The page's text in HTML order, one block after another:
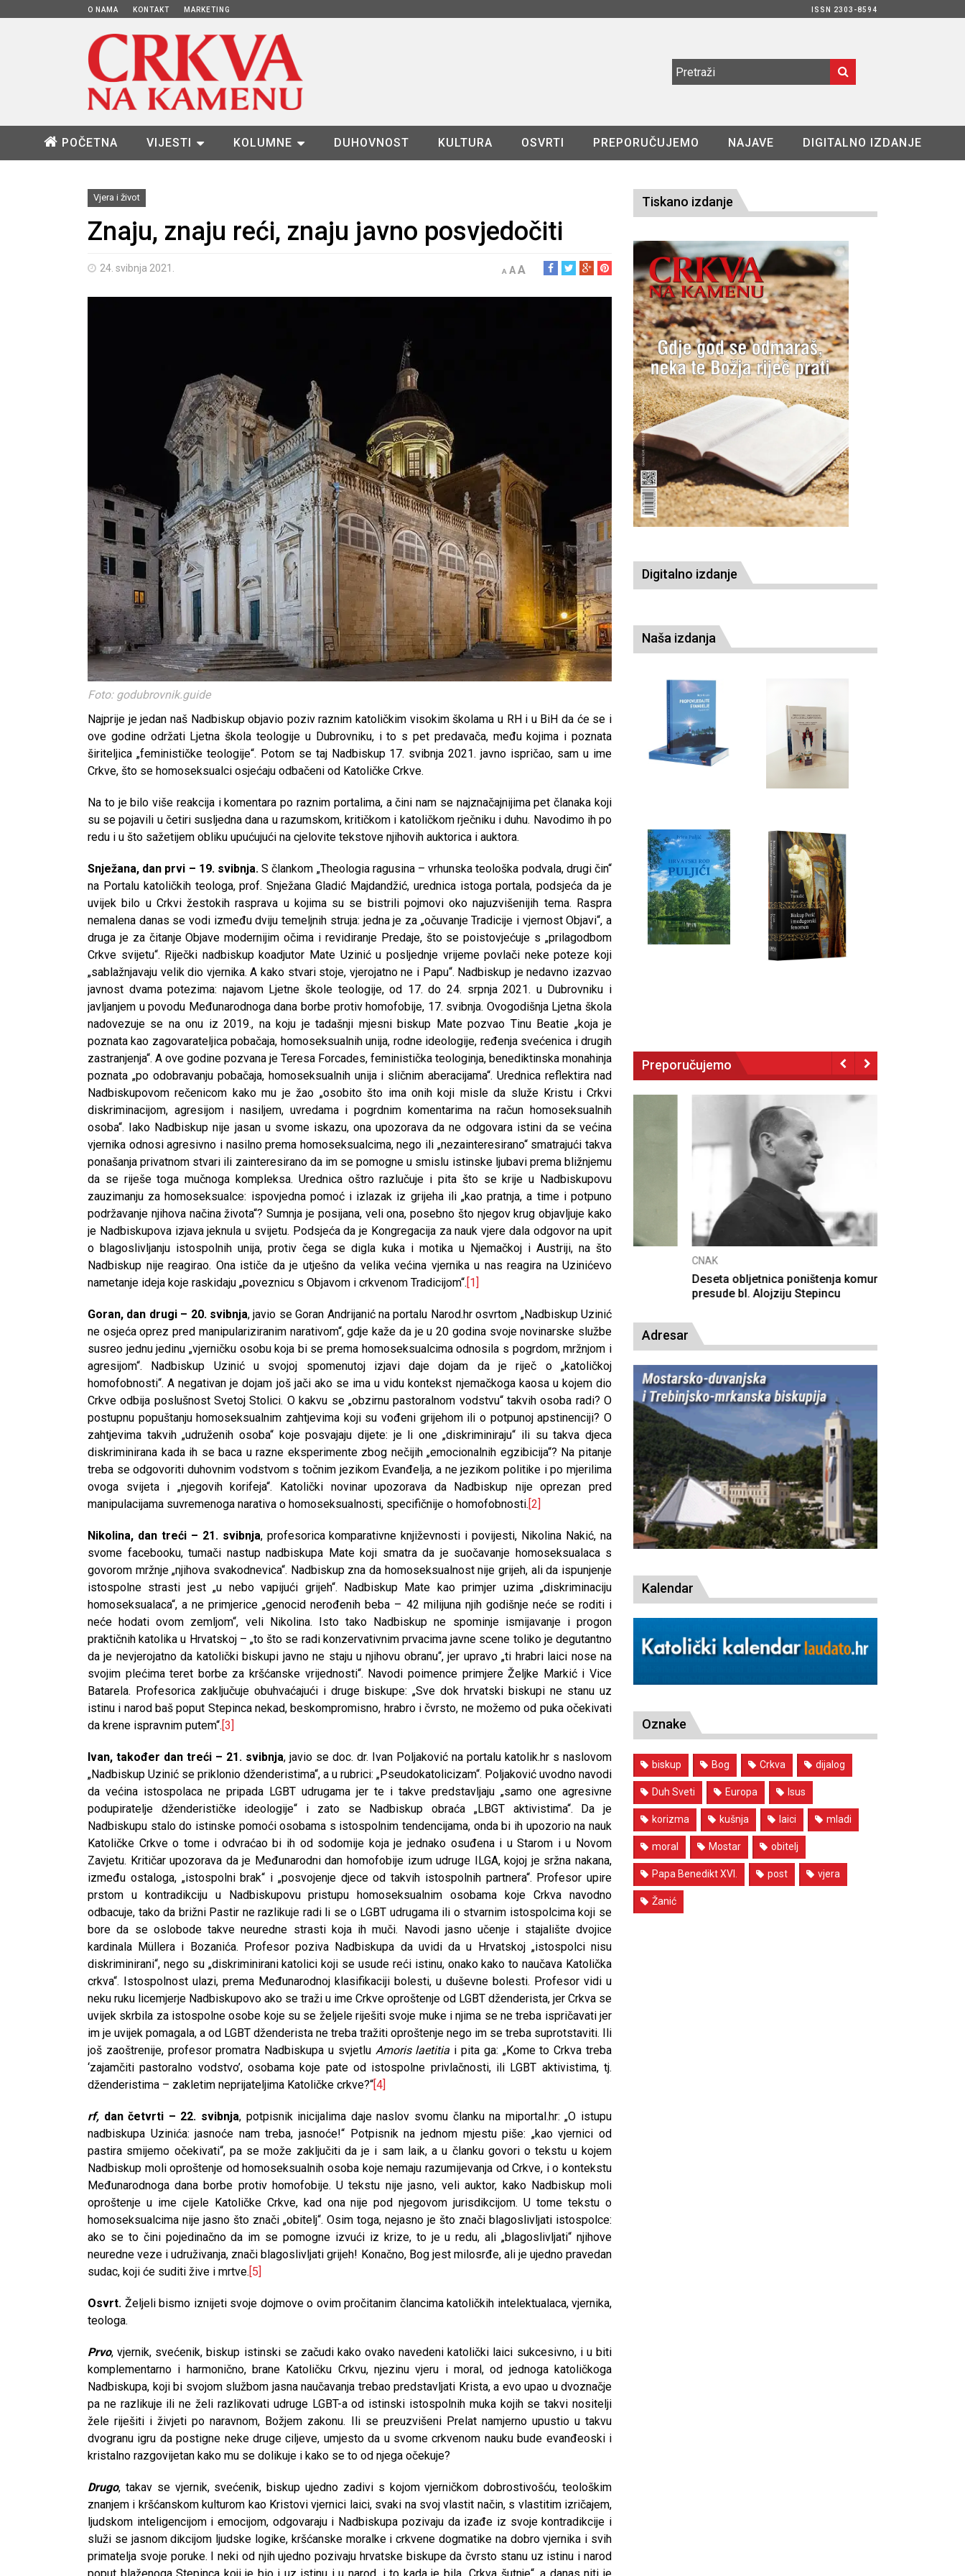
O NAMA KONTAKT MARKETING ISSN 2303-8594
POČETNA VIJESTI KOLUMNE DUHOVNOST KULTURA OSVRTI PREPORUČUJEMO NAJAVE DIGITALNO IZDANJE
Vjera i život
Znaju, znaju reći, znaju javno posvjedočiti
24. svibnja 2021. A AA
Foto: godubrovnik.guide
Najprije je jedan naš Nadbiskup objavio poziv raznim katoličkim visokim školama u RH i u BiH da će se i
ove godine održati Ljetna škola teologije u Dubrovniku, i to s pet predavača, među kojima i poznata
širiteljica „feminističke teologije“. Potom se taj Nadbiskup 17. svibnja 2021. javno ispričao, sam u ime
Crkve, što se homoseksualci osjećaju odbačeni od Katoličke Crkve.
Na to je bilo više reakcija i komentara po raznim portalima, a čini nam se najznačajnijima pet članaka koji
su se pojavili u četiri susljedna dana u razumskom, kritičkom i katoličkom rječniku i duhu. Navodimo ih po
redu i u što sažetijem obliku upućujući na cjelovite tekstove njihovih auktorica i auktora.
Snježana, dan prvi – 19. svibnja. S člankom „Theologia ragusina – vrhunska teološka podvala, drugi čin“
na Portalu katoličkih teologa, prof. Snježana Gladić Majdandžić, urednica istoga portala, podsjeća da je
uvijek bilo u Crkvi žestokih rasprava u kojima su se bistrili pojmovi oko najuzvišenijih tema. Raspra
nemalena danas se vodi između dviju temeljnih struja: jedna je za „očuvanje Tradicije i vjernost Objavi“, a
druga je za čitanje Objave modernijim očima i revidiranje Predaje, što se poistovjećuje s „prilagodbom
Crkve svijetu“. Riječki nadbiskup koadjutor Mate Uzinić u posljednje vrijeme povlači neke poteze koji
„sablažnjavaju velik dio vjernika. A kako stvari stoje, vjerojatno ne i Papu“. Nadbiskup je nedavno izazvao
javnost dvama potezima: najavom Ljetne škole teologije, od 17. do 24. srpnja 2021. u Dubrovniku i
javljanjem u povodu Međunarodnoga dana borbe protiv homofobije, 17. svibnja. Ovogodišnja Ljetna škola
nadovezuje se na onu iz 2019., na koju je tadašnji mjesni biskup Mate pozvao Tinu Beatie „koja je
poznata kao zagovarateljica pobačaja, homoseksualnih unija, rodne ideologije, ređenja svećenica i drugih
zastranjenja“. A ove godine pozvana je Teresa Forcades, feministička teologinja, benediktinska monahinja
poznata „po odobravanju pobačaja, homoseksualnih unija i sličnim aberacijama“. Urednica reflektira nad
Nadbiskupovom rečenicom kako mu je žao „osobito što ima onih koji misle da služe Kristu i Crkvi
diskriminacijom, agresijom i nasiljem, uvredama i pogrdnim komentarima na račun homoseksualnih
osoba“. Iako Nadbiskup nije jasan u svome iskazu, ona upozorava da ne odgovara istini da se većina
vjernika odnosi agresivno i nasilno prema homoseksualcima, nego ili „nezainteresirano“ smatrajući takva
ponašanja privatnom stvari ili zainteresirano da im se pomogne u smislu istinske ljubavi prema bližnjemu
da se riješe toga mučnoga kompleksa. Urednica oštro razlučuje i pita što se krije u Nadbiskupovu
zauzimanju za homoseksualce: ispovjedna pomoć i izlazak iz grijeha ili „kao pratnja, a time i potpuno
podržavanje njihova načina života“? Sumnja je posijana, veli ona, posebno što njegov krug objavljuje kako
je Nadbiskupova izjava jeknula u svijetu. Podsjeća da je Kongregacija za nauk vjere dala odgovor na upit
o blagoslivljanju istospolnih unija, protiv čega se digla kuka i motika u Njemačkoj i Austriji, na što
Nadbiskup nije reagirao. Ona ističe da je utješno da velika većina vjernika u nas reagira na Uzinićevo
nametanje ideja koje raskidaju „poveznicu s Objavom i crkvenom Tradicijom“.[1]
Goran, dan drugi – 20. svibnja, javio se Goran Andrijanić na portalu Narod.hr osvrtom „Nadbiskup Uzinić
ne osjeća oprez pred manipulariziranim narativom“, gdje kaže da je u 20 godina svoje novinarske službe
susreo jednu jedinu „vjerničku osobu koja bi se prema homoseksualcima odnosila s pogrdom, mržnjom i
agresijom“. Nadbiskup Uzinić u svojoj spomenutoj izjavi daje dojam da je riječ o „katoličkoj
homofobnosti“. A negativan je dojam još jači ako se ima u vidu kontekst njemačkoga kaosa u kojem dio
Crkve odbija poslušnost Svetoj Stolici. O kakvu se „obzirnu pastoralnom vodstvu“ takvih osoba radi? O
postupnu popuštanju homoseksualnim zahtjevima koji su vođeni grijehom ili o potpunoj apstinenciji? O
zahtjevima takvih „udruženih osoba“ koje posvajaju dijete: je li one „diskriminiraju“ ili su takva djeca
diskriminirana kada ih se baca u razne eksperimente zbog nečijih „emocionalnih egzibicija“? Na pitanje
treba se odgovoriti duhovnim vodstvom s točnim jezikom Evanđelja, a ne jezikom politike i po mjerilima
ovoga svijeta i „njegovih korifeja“. Katolički novinar upozorava da Nadbiskup nije oprezan pred
manipulacijama suvremenoga narativa o homoseksualnosti, specifičnije o homofobnosti.[2]
Nikolina, dan treći – 21. svibnja, profesorica komparativne književnosti i povijesti, Nikolina Nakić, na
svome facebooku, tumači nastup nadbiskupa Mate koji smatra da je suočavanje homoseksualaca s
govorom mržnje „njihova svakodnevica“. Nadbiskup zna da homoseksualnost nije grijeh, ali da ispunjenje
istospolne strasti jest „u nebo vapijući grijeh“. Nadbiskup Mate kao primjer uzima „diskriminaciju
homoseksualaca“, a ne primjerice „genocid nerođenih beba – 42 milijuna njih godišnje neće se roditi i
neće hodati ovom zemljom“, veli Nikolina. Isto tako Nadbiskup ne spominje ismijavanje i progon
praktičnih katolika u Hrvatskoj – „to što se radi konzervativnim prvacima javne scene toliko je degutantno
da je nevjerojatno da katolički biskupi javno ne staju u njihovu obranu“, jer upravo „ti hrabri laici nose na
svojim plećima teret borbe za kršćanske vrijednosti“. Navodi poimence primjere Željke Markić i Vice
Batarela. Profesorica zaključuje obuhvaćajući i druge biskupe: „Sve dok hrvatski biskupi ne stanu uz
istinu i narod baš poput Stepinca nekad, beskompromisno, hrabro i čvrsto, ne možemo od puka očekivati
da krene ispravnim putem“.[3]
Ivan, također dan treći – 21. svibnja, javio se doc. dr. Ivan Poljaković na portalu katolik.hr s naslovom
„Nadbiskup Uzinić se priklonio dženderistima“, a u rubrici: „Pseudokatolicizam“. Poljaković uvodno navodi
da većina istospolaca ne pripada LGBT udrugama jer te i takve predstavljaju „samo one agresivne
podupiratelje dženderističke ideologije“ i zato se Nadbiskup obraća „LBGT aktivistima“. Da je
Nadbiskupu stalo do istinske pomoći osobama s istospolnim tendencijama, onda bi ih upozorio na nauk
Katoličke Crkve o tome i odvraćao bi ih od sodomije koja je jednako osuđena i u Starom i u Novom
Zavjetu. Kritičar upozorava da je Međunarodni dan homofobije izum udruge ILGA, kojoj je sržna nakana,
između ostaloga, „istospolni brak“ i „posvojenje djece od takvih istospolnih partnera“. Profesor upire
prstom u kontradikciju u Nadbiskupovu pristupu homoseksualnim osobama koje Crkva navodno
odbacuje, tako da brižni Pastir ne razlikuje radi li se o LGBT udrugama ili o stvarnim istospolcima koji se
bore da se oslobode takve neuredne strasti koja ih muči. Navodi jasno učenje i stajalište dvojice
kardinala Müllera i Bozanića. Profesor poziva Nadbiskupa da uvidi da u Hrvatskoj „istospolci nisu
diskriminirani“, nego su „diskriminirani katolici koji se usude reći istinu, onako kako to naučava Katolička
crkva“. Istospolnost ulazi, prema Međunarodnoj klasifikaciji bolesti, u duševne bolesti. Profesor vidi u
neku ruku licemjerje Nadbiskupovo ako se traži u ime Crkve oproštenje od LGBT dženderista, jer Crkva se
uvijek skrbila za istospolne osobe koje su se željele riješiti svoje muke i njima se ne treba ispričavati jer
im je uvijek pomagala, a od LGBT dženderista ne treba tražiti oproštenje nego im se treba suprotstaviti. Ili
još zaoštrenije, profesor promatra Nadbiskupa u svjetlu Amoris laetitia i pita ga: „Kome to Crkva treba
‘zajamčiti pastoralno vodstvo’, osobama koje pate od istospolne privlačnosti, ili LGBT aktivistima, tj.
dženderistima – zakletim neprijateljima Katoličke crkve?“[4]
rf, dan četvrti – 22. svibnja, potpisnik inicijalima daje naslov svomu članku na miportal.hr: „O istupu
nadbiskupa Uzinića: jasnoće nam treba, jasnoće!“ Potpisnik na jednom mjestu piše: „kao vjernici od
pastira smijemo očekivati“, pa se može zaključiti da je i sam laik, a u članku govori o tekstu u kojem
Nadbiskup moli oproštenje od homoseksualnih osoba koje nemaju razumijevanja od Crkve, i o kontekstu
Međunarodnoga dana borbe protiv homofobije. U tekstu nije jasno, veli auktor, kako Nadbiskup moli
oproštenje u ime cijele Katoličke Crkve, kad ona nije pod njegovom jurisdikcijom. U tome tekstu o
homoseksualcima nije jasno što znači „obitelj“. Osim toga, nejasno je što znači blagoslivljati istospolce:
ako se to čini pojedinačno da im se pomogne izvući iz krize, to je u redu, ali „blagoslivljati“ njihove
neuredne veze i udruživanja, znači blagoslivljati grijeh! Konačno, Bog jest milosrđe, ali je ujedno pravedan
sudac, koji će suditi žive i mrtve.[5]
Osvrt. Željeli bismo iznijeti svoje dojmove o ovim pročitanim člancima katoličkih intelektualaca, vjernika,
teologa.
Prvo, vjernik, svećenik, biskup istinski se začudi kako ovako navedeni katolički laici sukcesivno, i u biti
komplementarno i harmonično, brane Katoličku Crkvu, njezinu vjeru i moral, od jednoga katoličkoga
Nadbiskupa, koji bi svojom službom jasna naučavanja trebao predstavljati Krista, a evo upao u dvoznačje
pa ne razlikuje ili ne želi razlikovati udruge LGBT-a od istinski istospolnih muka kojih se takvi nositelji
žele riješiti i živjeti po naravnom, Božjem zakonu. Ili se preuzvišeni Prelat namjerno upustio u takvu
dvogranu igru da postigne neke druge ciljeve, umjesto da u svome crkvenom nauku bude evanđeoski i
kristalno razgovijetan kako mu se dolikuje i kako se to od njega očekuje?
Drugo, takav se vjernik, svećenik, biskup ujedno zadivi s kojom vjerničkom dobrostivošću, teološkim
znanjem i kršćanskom kulturom kao Kristovi vjernici laici, svaki na svoj vlastit način, s vlastitim izričajem,
ljudskom inteligencijom i emocijom, odgovaraju i Nadbiskupa pozivaju da izađe iz svoje kontradikcije i
služi se jasnom dikcijom ljudske logike, kršćanske moralke i crkvene dogmatike na dobro vjernika i svih
primatelja svoje poruke. I neki od njih ujedno pozivaju hrvatske biskupe da čvrsto stanu uz istinu i narod
Tiskano izdanje
Digitalno izdanje
Naša izdanja
Preporučujemo
CNAK
Kad se nasilje pretvara u optužnicu
CNAK
Smrtovdan nadbiskupa Petra Čule
Deseta obljetnica poništenja komunističke
presude bl. Alojziju Stepincu
Adresar
Kalendar
Oznake
biskup Bog Crkva dijalog
Duh Sveti Europa Isus
korizma kušnja laici mladi
moral Mostar obitelj
Papa Benedikt XVI. post vjera
Žanić